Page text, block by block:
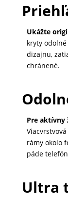
KANCELÁRIA
ŽIVOTNÝ
OUTDOOR
ZDRAVIE
Ukážte
kryty
dizajnu,
chránené.
Pre aktívny
rámy okolo
páde
Ultra